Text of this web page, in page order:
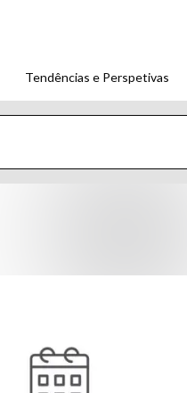
Tendências e Perspetivas